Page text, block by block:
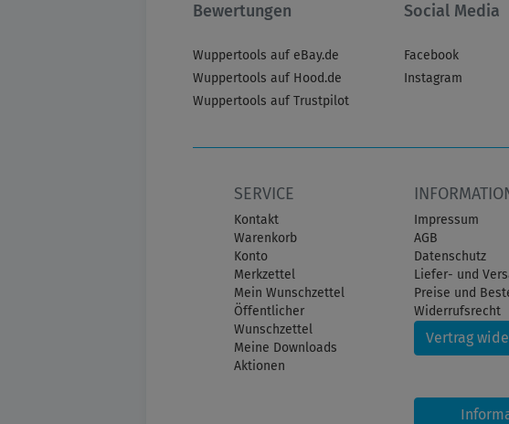
Bewertungen
Wuppertools auf eBay.de
Wuppertools auf Hood.de
Wuppertools auf Trustpilot
Social Media
Facebook
Instagram
SERVICE
Kontakt
Warenkorb
Konto
Merkzettel
Mein Wunschzettel
Öffentlicher
Wunschzettel
Meine Downloads
Aktionen
Impressum
AGB
Datenschutz
Liefer- und
Preise und
Widerrufsrecht
Vertrag